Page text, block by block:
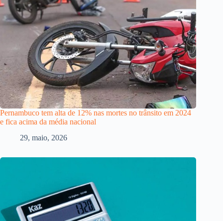
Pernambuco tem alta de 12% nas mortes no trânsito em 2024
e fica acima da média nacional
29, maio, 2026